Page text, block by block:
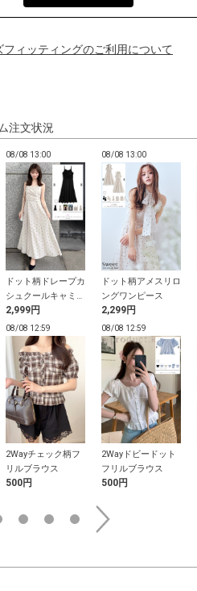
フィッティングのご利用について
注文状況
08/08 13:00
ドット柄ドレープカ
シュクールキャミソ
ールワンピース
2,999円
08/08 13:00
ドット柄アメスリロ
ングワンピース
2,299円
08/08 12:59
2Wayチェック柄フ
リルブラウス
500円
08/08 12:59
2Wayドビードット
フリルブラウス
500円